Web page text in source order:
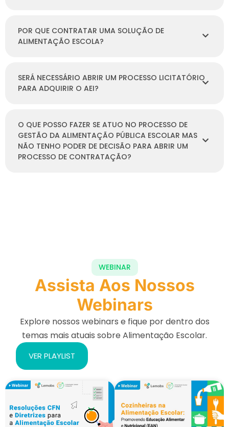
POR QUE CONTRATAR UMA SOLUÇÃO DE
ALIMENTAÇÃO ESCOLA?
SERÁ NECESSÁRIO ABRIR UM PROCESSO LICITATÓRIO
PARA ADQUIRIR O AEI?
O QUE POSSO FAZER SE ATUO NO PROCESSO DE
GESTÃO DA ALIMENTAÇÃO PÚBLICA ESCOLAR MAS
NÃO TENHO PODER DE DECISÃO PARA ABRIR UM
PROCESSO DE CONTRATAÇÃO?
WEBINAR
Assista Aos Nossos
Webinars
Explore nossos webinars e fique por dentro dos
temas mais atuais sobre Alimentação Escolar.
VER PLAYLIST